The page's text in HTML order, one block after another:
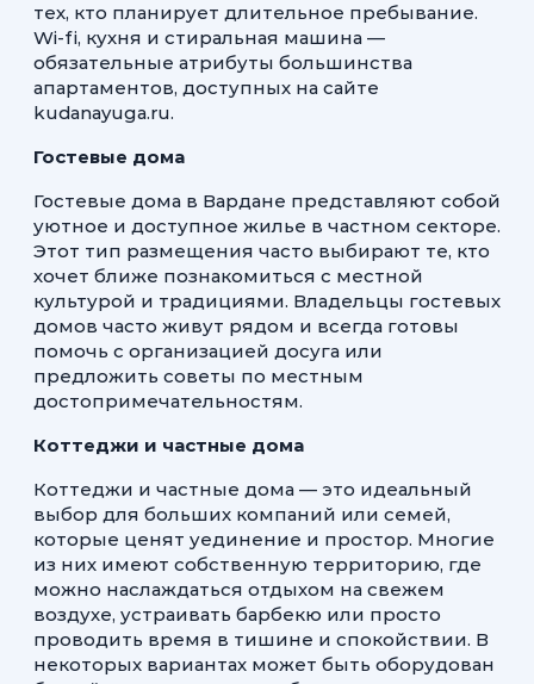
тех, кто планирует длительное пребывание.
Wi-fi, кухня и стиральная машина —
обязательные атрибуты большинства
апартаментов, доступных на сайте
kudanayuga.ru.
Гостевые дома
Гостевые дома в Вардане представляют собой
уютное и доступное жилье в частном секторе.
Этот тип размещения часто выбирают те, кто
хочет ближе познакомиться с местной
культурой и традициями. Владельцы гостевых
домов часто живут рядом и всегда готовы
помочь с организацией досуга или
предложить советы по местным
достопримечательностям.
Коттеджи и частные дома
Коттеджи и частные дома — это идеальный
выбор для больших компаний или семей,
которые ценят уединение и простор. Многие
из них имеют собственную территорию, где
можно наслаждаться отдыхом на свежем
воздухе, устраивать барбекю или просто
проводить время в тишине и спокойствии. В
некоторых вариантах может быть оборудован